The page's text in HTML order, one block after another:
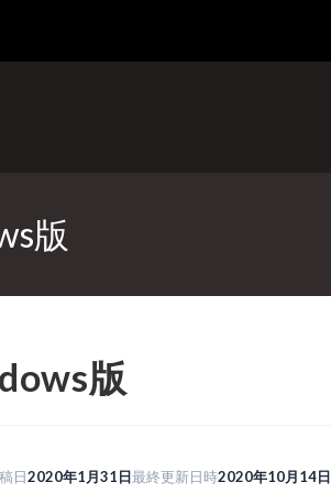
版
版
日2020年1月31日最終更新日時2020年10月14日